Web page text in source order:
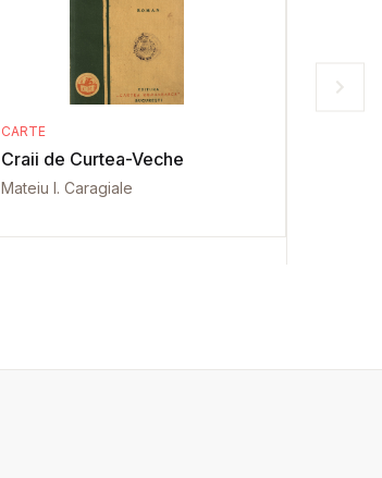
CARTE
Craii de Curtea-Veche
Mateiu I. Caragiale